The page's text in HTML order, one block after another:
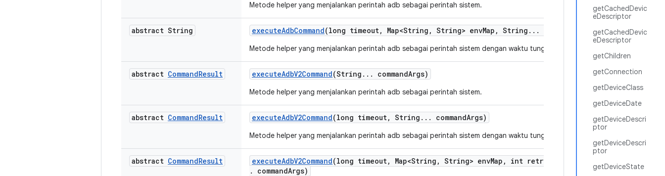
getCachedDevic
eDescriptor
getCachedDevic
eDescriptor
getChildren
getConnection
getDeviceClass
getDeviceDate
getDeviceDescri
ptor
getDeviceDescri
ptor
getDeviceState
Metode helper yang menjalankan perintah adb sebagai perintah sistem.
abstract String executeAdbCommand(long timeout, Map<String , String> envMap , String . . . Args)
Metode helper yang menjalankan perintah adb sebagai perintah sistem dengan waktu tunggu yang ditentukan.
abstract CommandResult executeAdbV2Command(String . . . commandArgs)
Metode helper yang menjalankan perintah adb sebagai perintah sistem.
abstract CommandResult executeAdbV2Command(long timeout, String . . . commandArgs)
Metode helper yang menjalankan perintah adb sebagai perintah sistem dengan waktu tunggu yang ditentukan.
abstract CommandResult executeAdbV2Command(long timeout, Map<String , String> envMap , int retry
.
commandArgs)